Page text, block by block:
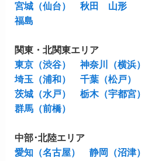
宮城（仙台）
秋田
山形
福島
関東・北関東エリア
東京（渋谷）
神奈川（横浜）
埼玉（浦和）
千葉（松戸）
茨城（水戸）
栃木（宇都宮）
群馬（前橋）
中部･北陸エリア
愛知（名古屋）
静岡（沼津）